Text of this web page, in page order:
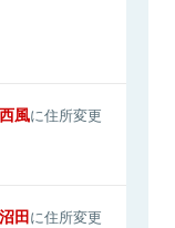
風に住所変更
田に住所変更